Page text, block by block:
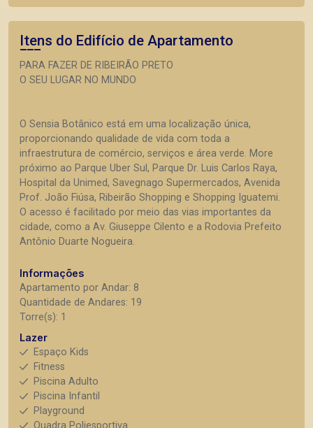
Itens do Edifício de Apartamento
PARA FAZER DE RIBEIRÃO PRETO
O SEU LUGAR NO MUNDO
O Sensia Botânico está em uma localização única,
proporcionando qualidade de vida com toda a
infraestrutura de comércio, serviços e área verde. More
próximo ao Parque Uber Sul, Parque Dr. Luis Carlos Raya,
Hospital da Unimed, Savegnago Supermercados, Avenida
Prof. João Fiúsa, Ribeirão Shopping e Shopping Iguatemi.
O acesso é facilitado por meio das vias importantes da
cidade, como a Av. Giuseppe Cilento e a Rodovia Prefeito
Antônio Duarte Nogueira.
Informações
Apartamento por Andar: 8
Quantidade de Andares: 19
Torre(s): 1
Lazer
Espaço Kids
Fitness
Piscina Adulto
Piscina Infantil
Playground
Quadra Poliesportiva